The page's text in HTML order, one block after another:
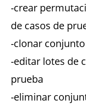
-crear
de casos de
-clonar
-editar lotes de
prueba
-eliminar